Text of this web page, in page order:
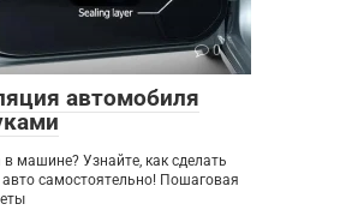
0
автомобиля
машине? Узнайте, как сделать
самостоятельно! Пошаговая